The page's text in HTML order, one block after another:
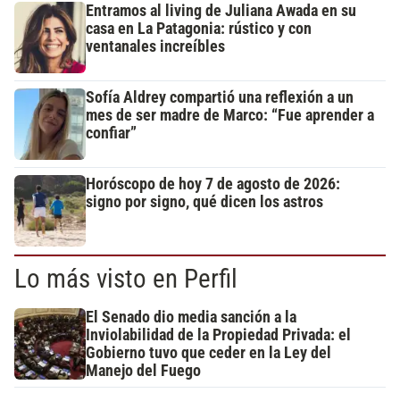
Entramos al living de Juliana Awada en su
casa en La Patagonia: rústico y con
ventanales increíbles
Sofía Aldrey compartió una reflexión a un
mes de ser madre de Marco: “Fue aprender a
confiar”
Horóscopo de hoy 7 de agosto de 2026:
signo por signo, qué dicen los astros
Lo más visto en Perfil
El Senado dio media sanción a la
Inviolabilidad de la Propiedad Privada: el
Gobierno tuvo que ceder en la Ley del
Manejo del Fuego